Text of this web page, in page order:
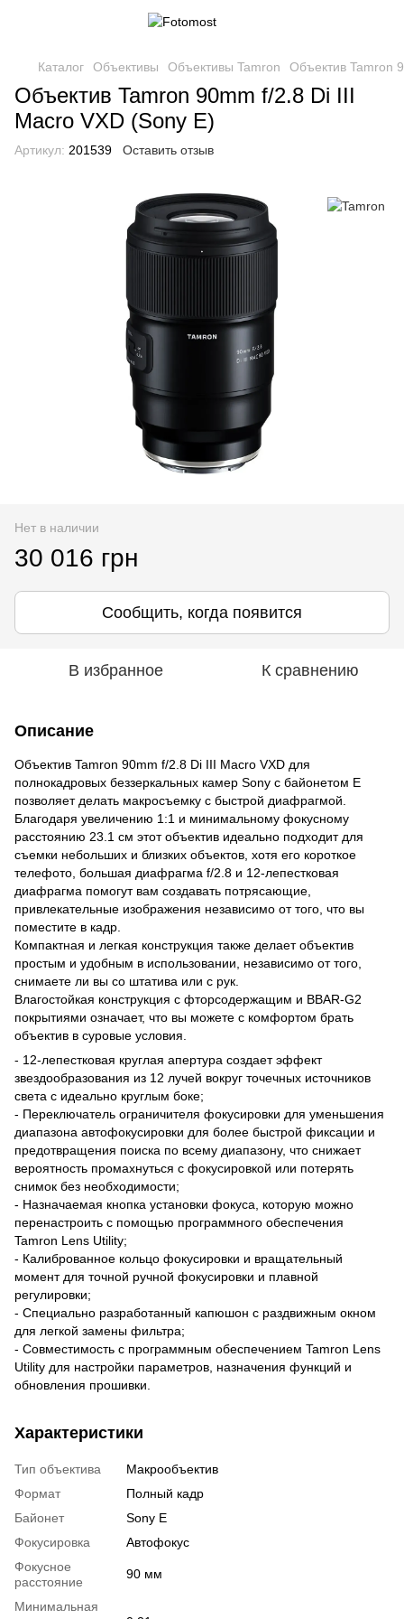
Каталог Объективы Объективы Tamron Объектив Tamron
Объектив Tamron 90mm f/2.8 Di III
Macro VXD (Sony E)
Артикул: 201539 Оставить отзыв
Нет в наличии
30 016 грн
Сообщить, когда появится
В избранное К сравнению
Описание
Объектив Tamron 90mm f/2.8 Di III Macro VXD для
полнокадровых беззеркальных камер Sony с байонетом E
позволяет делать макросъемку с быстрой диафрагмой.
Благодаря увеличению 1:1 и минимальному фокусному
расстоянию 23.1 см этот объектив идеально подходит для
съемки небольших и близких объектов, хотя его короткое
телефото, большая диафрагма f/2.8 и 12-лепестковая
диафрагма помогут вам создавать потрясающие,
привлекательные изображения независимо от того, что вы
поместите в кадр.
Компактная и легкая конструкция также делает объектив
простым и удобным в использовании, независимо от того,
снимаете ли вы со штатива или с рук.
Влагостойкая конструкция с фторсодержащим и BBAR-G2
покрытиями означает, что вы можете с комфортом брать
объектив в суровые условия.
- 12-лепестковая круглая апертура создает эффект
звездообразования из 12 лучей вокруг точечных источников
света с идеально круглым боке;
- Переключатель ограничителя фокусировки для уменьшения
диапазона автофокусировки для более быстрой фиксации и
предотвращения поиска по всему диапазону, что снижает
вероятность промахнуться с фокусировкой или потерять
снимок без необходимости;
- Назначаемая кнопка установки фокуса, которую можно
перенастроить с помощью программного обеспечения
Tamron Lens Utility;
- Калиброванное кольцо фокусировки и вращательный
момент для точной ручной фокусировки и плавной
регулировки;
- Специально разработанный капюшон с раздвижным окном
для легкой замены фильтра;
- Совместимость с программным обеспечением Tamron Lens
Utility для настройки параметров, назначения функций и
обновления прошивки.
Характеристики
Тип объектива
Макрообъектив
Формат
Полный кадр
Байонет
Sony E
Фокусировка
Автофокус
Фокусное
расстояние
90 мм
Минимальная